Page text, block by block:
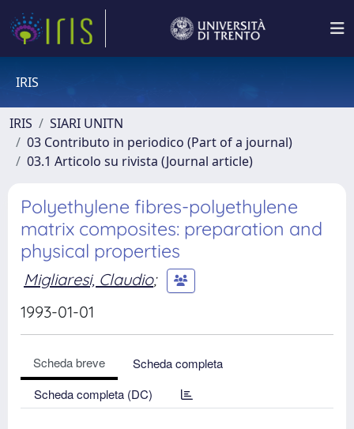
IRIS
IRIS
SIARI UNITN
03 Contributo in periodico (Part of a journal)
03.1 Articolo su rivista (Journal article)
Polyethylene fibres-polyethylene
matrix composites: preparation and
physical properties
Migliaresi, Claudio;
1993-01-01
Scheda breve
Scheda completa
Scheda completa (DC)